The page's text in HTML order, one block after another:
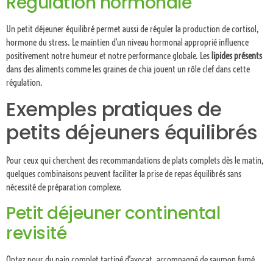
Un petit déjeuner équilibré permet aussi de réguler la production de cortisol,
hormone du stress. Le maintien d’un niveau hormonal approprié influence
positivement notre humeur et notre performance globale. Les lipides présents
dans des aliments comme les graines de chia jouent un rôle clef dans cette
régulation.
Exemples pratiques de
petits déjeuners équilibrés
Pour ceux qui cherchent des recommandations de plats complets dès le matin,
quelques combinaisons peuvent faciliter la prise de repas équilibrés sans
nécessité de préparation complexe.
Petit déjeuner continental
revisité